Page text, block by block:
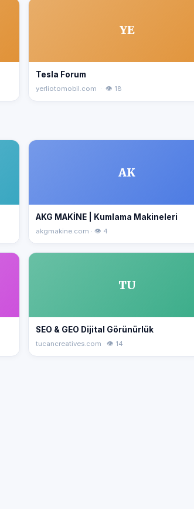
YE
Tesla Forum
yerliotomobil.com · 👁 18
AK
AKG MAKİNE | Kumlama Makineleri
akgmakine.com · 👁 4
TU
SEO & GEO Dijital Görünürlük
tucancreatives.com · 👁 14